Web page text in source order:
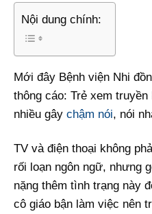
Nội dung chính:
Mới đây Bệnh viện Nhi
thông cáo: Trẻ xem
nhiều gây chậm nói, nói
TV và điện thoại không
rối loạn ngôn ngữ, nhưng
nặng thêm tình trạng này
cô giáo bận làm việc nên